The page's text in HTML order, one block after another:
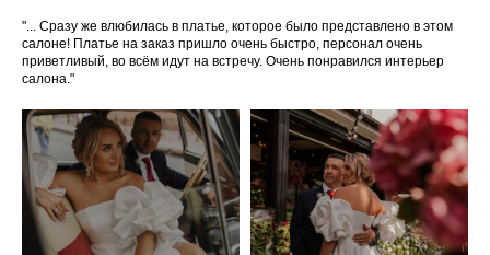
"... Сразу же влюбилась в платье, которое было представлено в этом
салоне! Платье на заказ пришло очень быстро, персонал очень
приветливый, во всём идут на встречу. Очень понравился интерьер
салона."